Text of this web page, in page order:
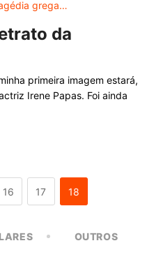
da
primeira imagem estará,
Irene Papas. Foi ainda
16 17 18
OUTROS